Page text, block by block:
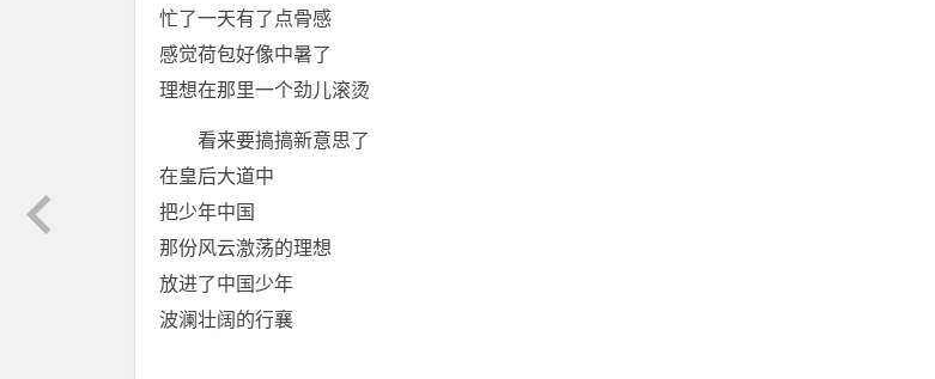
忙了一天有了点骨感
感觉荷包好像中暑了
理想在那里一个劲儿滚烫
看来要搞搞新意思了
在皇后大道中
把少年中国
那份风云激荡的理想
放进了中国少年
波澜壮阔的行襄